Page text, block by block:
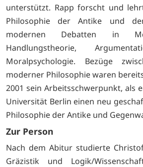
unterstützt. Rapp forscht und
Philosophie der Antike und
modernen Debatten in
Handlungstheorie,
Moralpsychologie. Bezüge
moderner Philosophie waren
2001 sein Arbeitsschwerpunkt, als
Universität Berlin einen neu
Philosophie der Antike und
Zur Person
Nach dem Abitur studierte
Gräzistik und Logik/